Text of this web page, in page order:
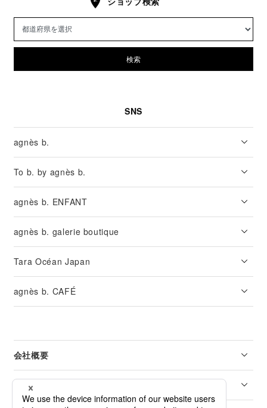
検索
SNS
agnès b.
To b. by agnès b.
agnès b. ENFANT
agnès b. galerie boutique
Tara Océan Japan
agnès b. CAFÉ
会社概要
リーガル